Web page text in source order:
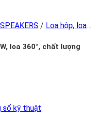
/ Loa hộp, loa
loa 360°, chất lượng
số kỹ thuật